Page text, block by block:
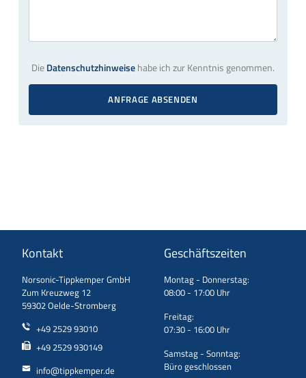
DieDatenschutzhinweisehabe ich zur Kenntnis genommen.
ANFRAGE ABSENDEN
Kontakt
Norsonic-Tippkemper GmbH
Zum Kreuzweg 12
59302 Oelde-Stromberg
+49 2529 93010
+49 2529 930149
info@tippkemper.de
Geschäftszeiten
Montag - Donnerstag:
08:00 - 17:00 Uhr
Freitag:
07:30 - 16:00 Uhr
Samstag - Sonntag:
Büro geschlossen